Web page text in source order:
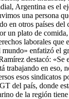
Argentina es
una persona
en otros países
plato de
laborales
enfatizó el
destacó:
trabajando en
esos
del país, donde
de la región